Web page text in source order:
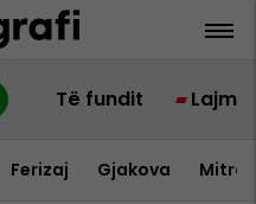
Të fundit Lajme
Ferizaj Gjakova